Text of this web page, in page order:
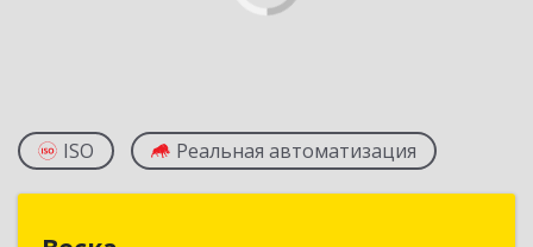
ISO Реальная автоматизация